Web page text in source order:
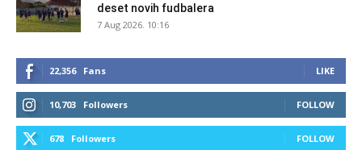
deset novih fudbalera
7 Aug 2026. 10:16
22,356 Fans LIKE
10,703 Followers FOLLOW
678 Followers FOLLOW